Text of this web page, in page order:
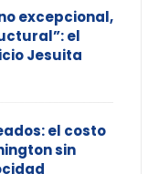
excepcional,
el
Jesuita
el costo
sin